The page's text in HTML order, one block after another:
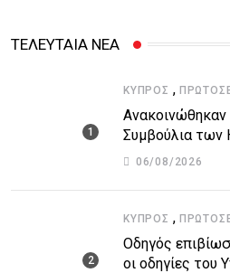
ΤΕΛΕΥΤΑΙΑ ΝΕΑ
ΚΎΠΡΟΣ ,
Ανακοινώθηκαν
Συμβούλια των
Οργανισμών –
06/08/2026
ΚΎΠΡΟΣ ,
Οδηγός
οι οδηγίες του